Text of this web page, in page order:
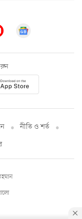
নীতি ও শর্ত